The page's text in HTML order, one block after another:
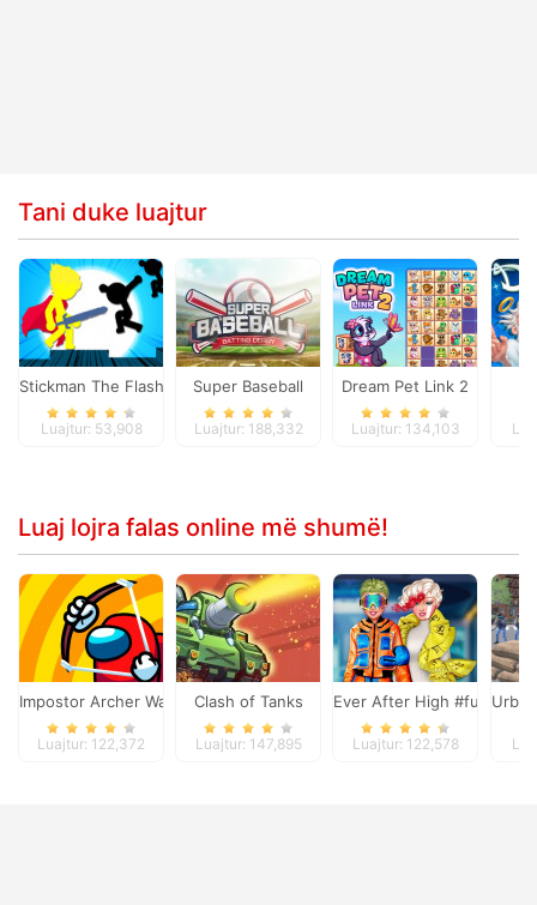
Tani duke luajtur
Stickman The Flash
Luajtur: 53,908
Super Baseball
Luajtur: 188,332
Dream Pet Link 2
Luajtur: 134,103
Luaj lojra falas online më shumë!
Impostor Archer War
Luajtur: 122,372
Clash of Tanks
Luajtur: 147,895
Ever After High #future
Luajtur: 122,578